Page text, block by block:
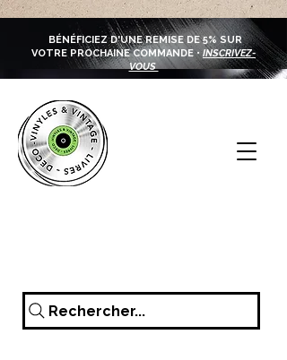
BÉNÉFICIEZ D'UNE REMISE DE 5% SUR
VOTRE PROCHAINE COMMANDE • INSCRIVEZ-
VOUS
Rechercher...